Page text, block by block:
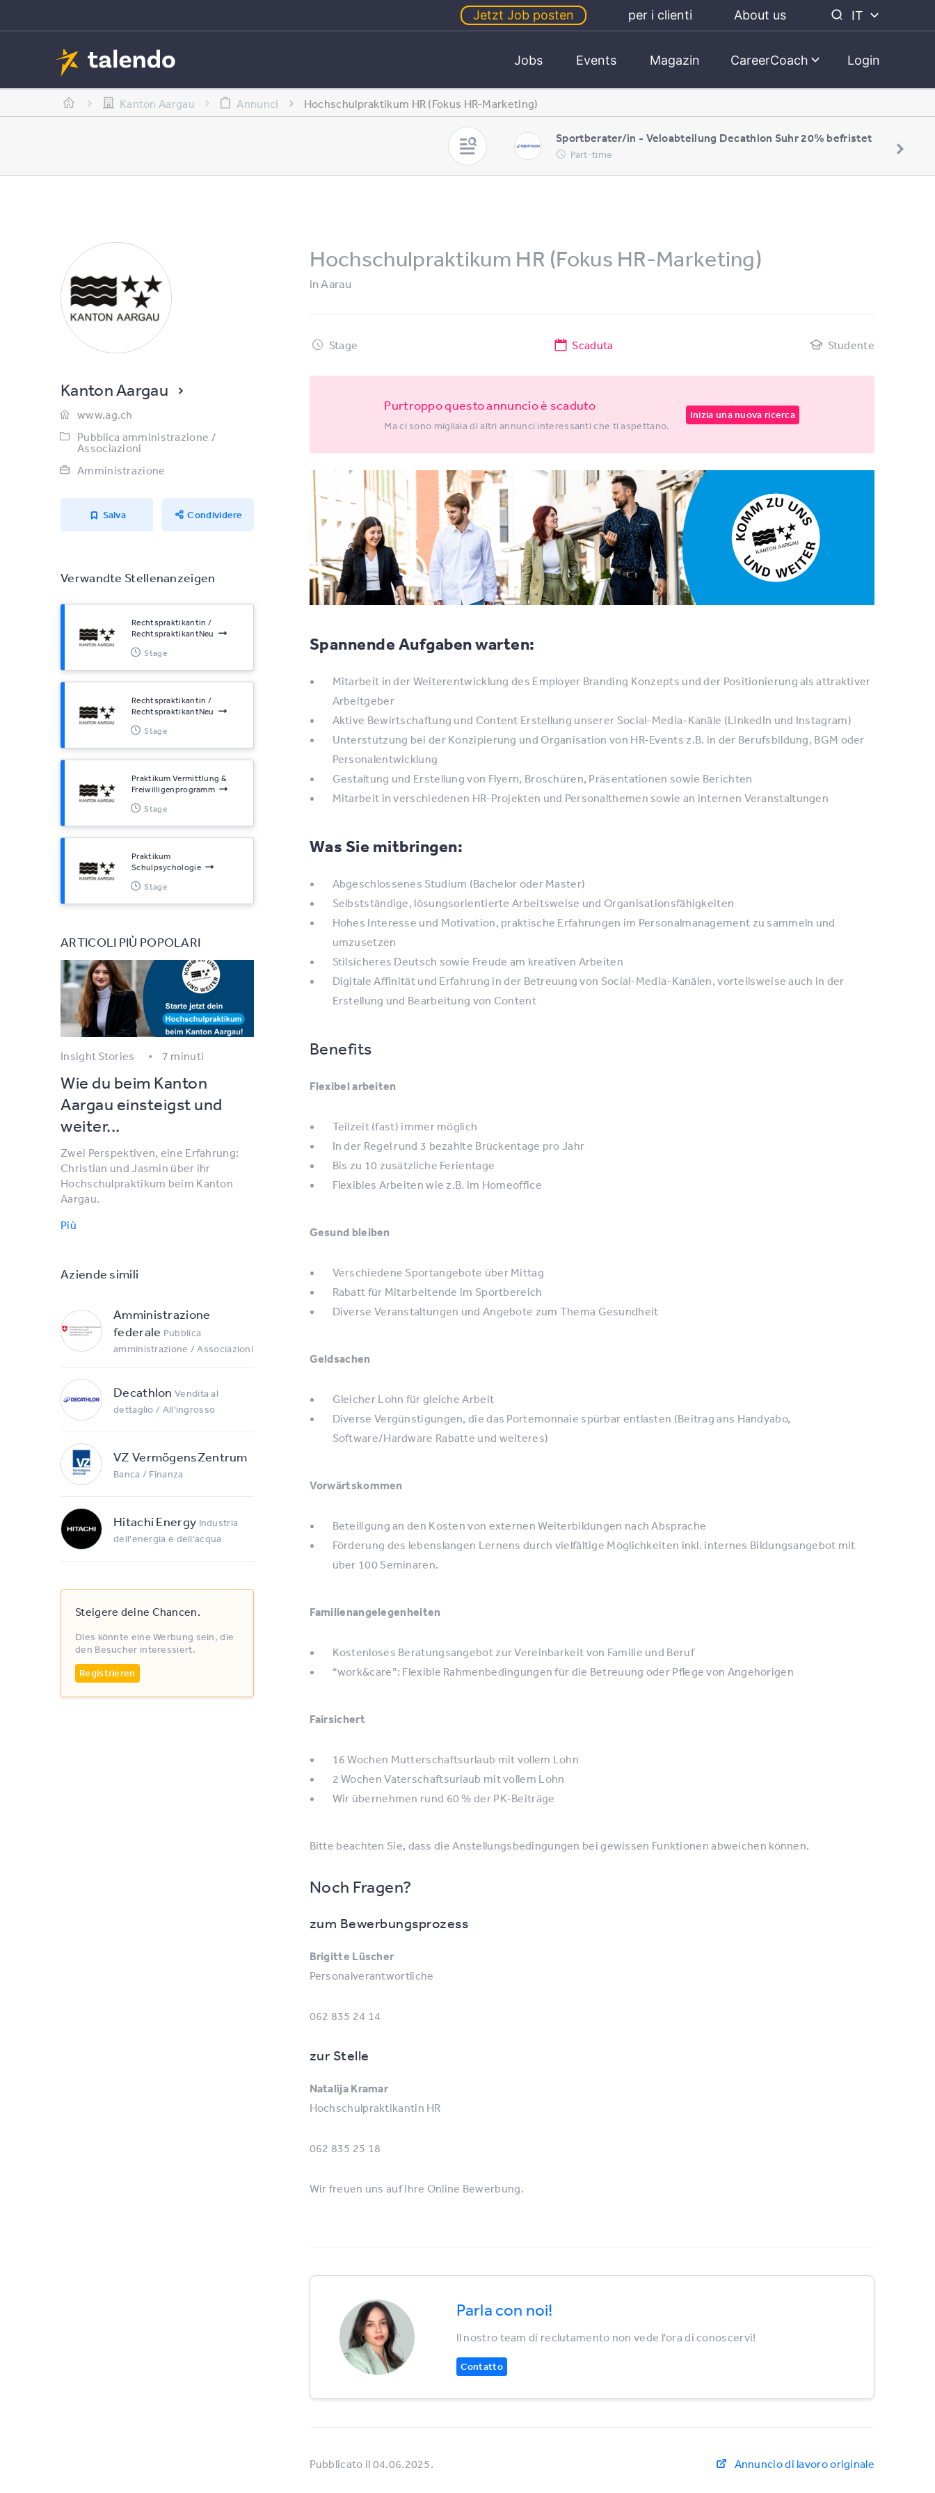
Jetzt Job posten per i clienti About us IT
Jobs Events Magazin CareerCoach Login
Kanton Aargau Annunci Hochschulpraktikum HR (Fokus HR-Marketing)
Sportberater/in - Veloabteilung Decathlon Suhr 20% befristet
Part-time
Kanton Aargau
www.ag.ch
Pubblica amministrazione /
Associazioni
Amministrazione
Salva Condividere
Verwandte Stellenanzeigen
Rechtspraktikantin /
RechtspraktikantNeu
Stage
Rechtspraktikantin /
RechtspraktikantNeu
Stage
Praktikum Vermittlung &
Freiwilligenprogramm
Stage
Praktikum
Schulpsychologie
Stage
ARTICOLI PIÙ POPOLARI
Insight Stories 7 minuti
Wie du beim Kanton
Aargau einsteigst und
weiter...
Zwei Perspektiven, eine Erfahrung:
Christian und Jasmin über ihr
Hochschulpraktikum beim Kanton
Aargau.
Più
Aziende simili
Amministrazione
federale Pubblica
amministrazione / Associazioni
Decathlon Vendita al
dettaglio / All'ingrosso
VZ VermögensZentrum
Banca / Finanza
Hitachi Energy Industria
dell'energia e dell'acqua
Steigere deine Chancen.
Dies könnte eine Werbung sein, die
den Besucher interessiert.
Registrieren
Hochschulpraktikum HR (Fokus HR-Marketing)
inAarau
Stage Scaduta Studente
Purtroppo questo annuncio è scaduto
Ma ci sono migliaia di altri annunci interessanti che ti aspettano.
Inizia una nuova ricerca
Spannende Aufgaben warten:
Mitarbeit in der Weiterentwicklung des Employer Branding Konzepts und der Positionierung als attraktiver
Arbeitgeber
Aktive Bewirtschaftung und Content Erstellung unserer Social-Media-Kanäle (LinkedIn und Instagram)
Unterstützung bei der Konzipierung und Organisation von HR-Events z.B. in der Berufsbildung, BGM oder
Personalentwicklung
Gestaltung und Erstellung von Flyern, Broschüren, Präsentationen sowie Berichten
Mitarbeit in verschiedenen HR-Projekten und Personalthemen sowie an internen Veranstaltungen
Was Sie mitbringen:
Abgeschlossenes Studium (Bachelor oder Master)
Selbstständige, lösungsorientierte Arbeitsweise und Organisationsfähigkeiten
Hohes Interesse und Motivation, praktische Erfahrungen im Personalmanagement zu sammeln und
umzusetzen
Stilsicheres Deutsch sowie Freude am kreativen Arbeiten
Digitale Affinität und Erfahrung in der Betreuung von Social-Media-Kanälen, vorteilsweise auch in der
Erstellung und Bearbeitung von Content
Benefits
Flexibel arbeiten
Teilzeit (fast) immer möglich
In der Regel rund 3 bezahlte Brückentage pro Jahr
Bis zu 10 zusätzliche Ferientage
Flexibles Arbeiten wie z.B. im Homeoffice
Gesund bleiben
Verschiedene Sportangebote über Mittag
Rabatt für Mitarbeitende im Sportbereich
Diverse Veranstaltungen und Angebote zum Thema Gesundheit
Geldsachen
Gleicher Lohn für gleiche Arbeit
Diverse Vergünstigungen, die das Portemonnaie spürbar entlasten (Beitrag ans Handyabo,
Software/Hardware Rabatte und weiteres)
Vorwärtskommen
Beteiligung an den Kosten von externen Weiterbildungen nach Absprache
Förderung des lebenslangen Lernens durch vielfältige Möglichkeiten inkl. internes Bildungsangebot mit
über 100 Seminaren.
Familienangelegenheiten
Kostenloses Beratungsangebot zur Vereinbarkeit von Familie und Beruf
“work&care”: Flexible Rahmenbedingungen für die Betreuung oder Pflege von Angehörigen
Fairsichert
16 Wochen Mutterschaftsurlaub mit vollem Lohn
2 Wochen Vaterschaftsurlaub mit vollem Lohn
Wir übernehmen rund 60 % der PK-Beiträge
Bitte beachten Sie, dass die Anstellungsbedingungen bei gewissen Funktionen abweichen können.
Noch Fragen?
zum Bewerbungsprozess
Brigitte Lüscher
Personalverantwortliche
062 835 24 14
zur Stelle
Natalija Kramar
Hochschulpraktikantin HR
062 835 25 18
Wir freuen uns auf Ihre Online Bewerbung.
Parla con noi!
Il nostro team di reclutamento non vede l'ora di conoscervi!
Contatto
Pubblicato il 04.06.2025. Annuncio di lavoro originale